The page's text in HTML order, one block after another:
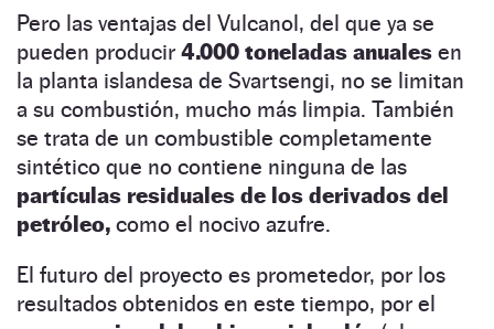
Pero las ventajas del Vulcanol, del que ya se
pueden producir 4.000 toneladas anuales en
la planta islandesa de Svartsengi, no se limitan
a su combustión, mucho más limpia. También
se trata de un combustible completamente
sintético que no contiene ninguna de las
partículas residuales de los derivados del
petróleo, como el nocivo azufre.
El futuro del proyecto es prometedor, por los
resultados obtenidos en este tiempo, por el